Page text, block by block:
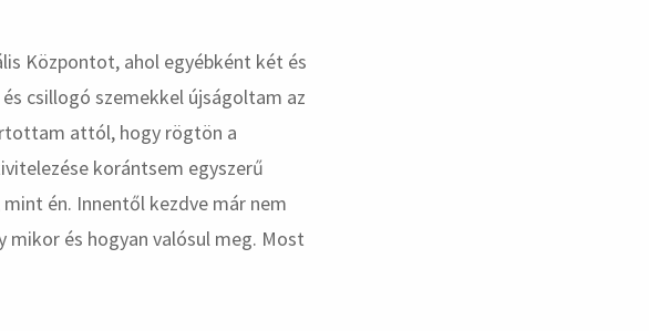
Központot, ahol egyébként két és
csillogó szemekkel újságoltam az
attól, hogy rögtön a
korántsem egyszerű
én. Innentől kezdve már nem
mikor és hogyan valósul meg. Most